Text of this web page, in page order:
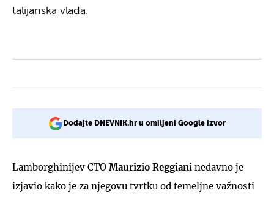
talijanska vlada.
Dodajte DNEVNIK.hr u omiljeni Google izvor
Lamborghinijev CTO Maurizio Reggiani nedavno je
izjavio kako je za njegovu tvrtku od temeljne važnosti